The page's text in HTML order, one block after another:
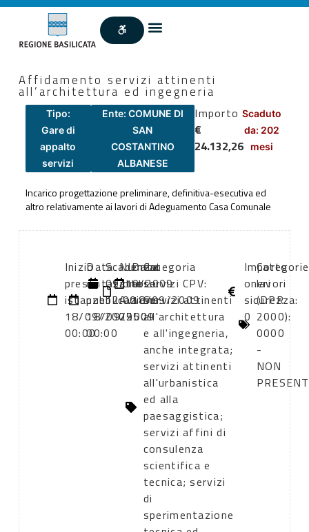
Affidamento servizi attinenti
all’architettura ed ingegneria
Tipo:
Gare di
appalto
servizi
Ente: COMUNE DI
SAN
COSTANTINO
ALBANESE
Importo
€
24.132,26
Scaduto
da: 202
mesi
Incarico progettazione preliminare, definitiva-esecutiva ed
altro relativamente ai lavori di Adeguamento Casa Comunale
Inizio
presentazione
istanze:
18/09/2009
00:00
Data
di
pubblicazione:
18/09/2009
00:00
Scadenza:
09/10/2009
12:00
Numero
atto:
Avviso
2550
Data
atto:
18/09/2009
Categoria
servizi CPV:
Servizi attinenti
all'architettura
e all'ingegneria,
anche integrata;
servizi attinenti
all'urbanistica
ed alla
paesaggistica;
servizi affini di
consulenza
scientifica e
tecnica; servizi
di
sperimentazione
Importo
oneri
sicurezza:
0
Categorie
lavori
(DPR
2000):
0000
-
NON